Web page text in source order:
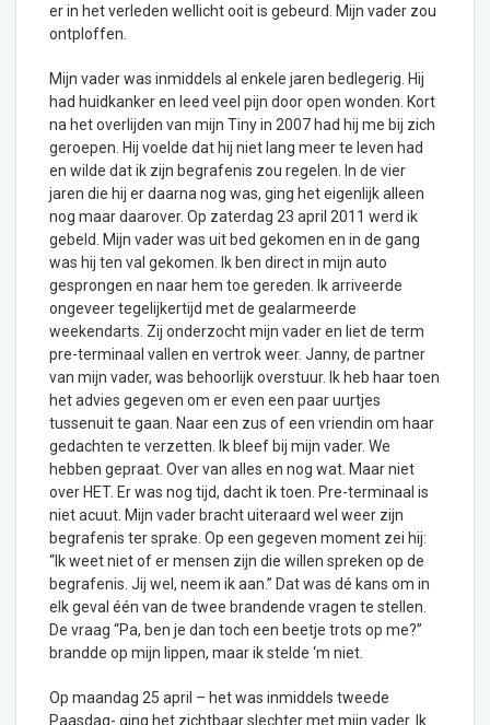
er in het verleden wellicht ooit is gebeurd. Mijn vader zou
ontploffen.
Mijn vader was inmiddels al enkele jaren bedlegerig. Hij
had huidkanker en leed veel pijn door open wonden. Kort
na het overlijden van mijn Tiny in 2007 had hij me bij zich
geroepen. Hij voelde dat hij niet lang meer te leven had
en wilde dat ik zijn begrafenis zou regelen. In de vier
jaren die hij er daarna nog was, ging het eigenlijk alleen
nog maar daarover. Op zaterdag 23 april 2011 werd ik
gebeld. Mijn vader was uit bed gekomen en in de gang
was hij ten val gekomen. Ik ben direct in mijn auto
gesprongen en naar hem toe gereden. Ik arriveerde
ongeveer tegelijkertijd met de gealarmeerde
weekendarts. Zij onderzocht mijn vader en liet de term
pre-terminaal vallen en vertrok weer. Janny, de partner
van mijn vader, was behoorlijk overstuur. Ik heb haar toen
het advies gegeven om er even een paar uurtjes
tussenuit te gaan. Naar een zus of een vriendin om haar
gedachten te verzetten. Ik bleef bij mijn vader. We
hebben gepraat. Over van alles en nog wat. Maar niet
over HET. Er was nog tijd, dacht ik toen. Pre-terminaal is
niet acuut. Mijn vader bracht uiteraard wel weer zijn
begrafenis ter sprake. Op een gegeven moment zei hij:
“Ik weet niet of er mensen zijn die willen spreken op de
begrafenis. Jij wel, neem ik aan.” Dat was dé kans om in
elk geval één van de twee brandende vragen te stellen.
De vraag “Pa, ben je dan toch een beetje trots op me?”
brandde op mijn lippen, maar ik stelde ‘m niet.
Op maandag 25 april – het was inmiddels tweede
Paasdag- ging het zichtbaar slechter met mijn vader. Ik